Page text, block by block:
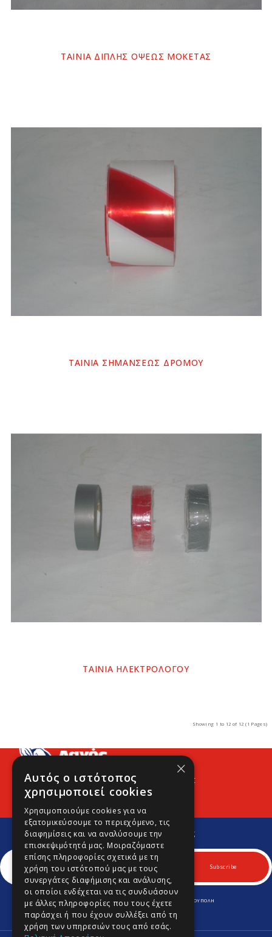
ΤΑΙΝΙΑ ΔΙΠΛΗΣ ΟΨΕΩΣ ΜΟΚΕΤΑΣ
ΤΑΙΝΙΑ ΣΗΜΑΝΣΕΩΣ ΔΡΟΜΟΥ
ΤΑΙΝΙΑ ΗΛΕΚΤΡΟΛΟΓΟΥ
Showing 1 to 12 of 12 (1 Pages)
Προφίλ Νέα Contact
Εγγραφείτε στο Νewsletter μας
Για να μαθαίνετε πρώτοι νέα και προσφορές μας.
Subscribe
ΛΕΩΦ. ΚΥΠΡΟΥ 170 & ΚΟΜΝΗΝΩΝ 70, Τ.Κ. 164 52 ΑΡΓΥΡΟΥΠΟΛΗ
Τηλ.
210 9645701 -210 9646980
Fax.210 9645702
info@lagospainting.gr
×
Αυτός ο ιστότοπος
χρησιμοποιεί cookies
Χρησιμοποιούμε cookies για να
εξατομικεύσουμε το περιεχόμενο, τις
διαφημίσεις και να αναλύσουμε την
επισκεψιμότητά μας. Μοιραζόμαστε
επίσης πληροφορίες σχετικά με τη
χρήση του ιστότοπού μας με τους
συνεργάτες διαφήμισης και ανάλυσης,
οι οποίοι ενδέχεται να τις συνδυάσουν
με άλλες πληροφορίες που τους έχετε
παράσχει ή που έχουν συλλέξει από τη
χρήση των υπηρεσιών τους από εσάς.